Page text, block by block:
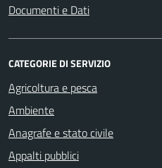
Documenti e Dati
CATEGORIE DI SERVIZIO
Agricoltura e pesca
Ambiente
Anagrafe e stato civile
Appalti pubblici